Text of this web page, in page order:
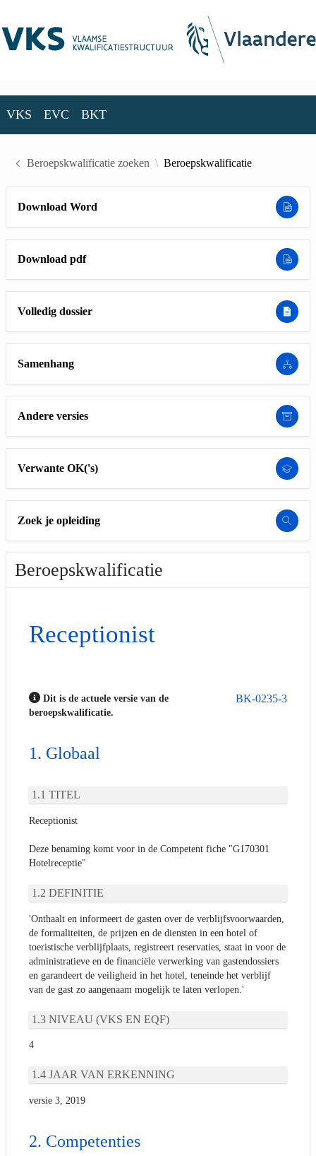
VKS EVC BKT
Beroepskwalificatie zoeken Beroepskwalificatie
Download Word
Download pdf
Volledig dossier
Samenhang
Andere versies
Verwante OK('s)
Zoek je opleiding
Beroepskwalificatie
Receptionist
BK-0235-3
Dit is de actuele versie van de
beroepskwalificatie.
Globaal
TITEL
Receptionist
Deze benaming komt voor in de Competent fiche "G170301
Hotelreceptie"
DEFINITIE
'Onthaalt en informeert de gasten over de verblijfsvoorwaarden,
de formaliteiten, de prijzen en de diensten in een hotel of
toeristische verblijfplaats, registreert reservaties, staat in voor de
administratieve en de financiële verwerking van gastendossiers
en garandeert de veiligheid in het hotel, teneinde het verblijf
van de gast zo aangenaam mogelijk te laten verlopen.'
NIVEAU (VKS EN EQF)
4
JAAR VAN ERKENNING
versie 3, 2019
Competenties